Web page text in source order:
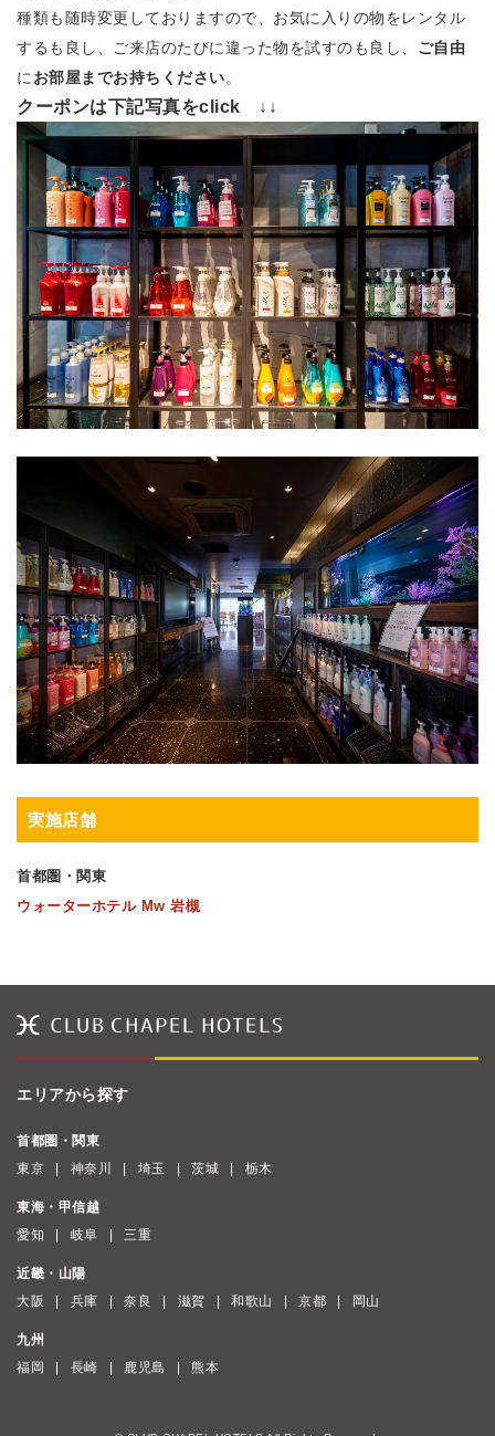
種類も随時変更しておりますので、お気に入りの物をレンタル
するも良し、ご来店のたびに違った物を試すのも良し、 ご自由
に お部屋までお持ちください。
クーポンは下記写真をclick ↓↓
実施店舗
首都圏・関東
ウォーターホテル Mw 岩槻
エリアから探す
首都圏・関東
東京
神奈川 埼玉 茨城 栃木
東海・甲信越
愛知
岐阜 三重
近畿・山陽
大阪
兵庫 奈良 滋賀 和歌山 京都 岡山
九州
福岡
長崎 鹿児島 熊本